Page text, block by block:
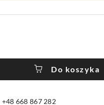
Do koszyka
668 867 282